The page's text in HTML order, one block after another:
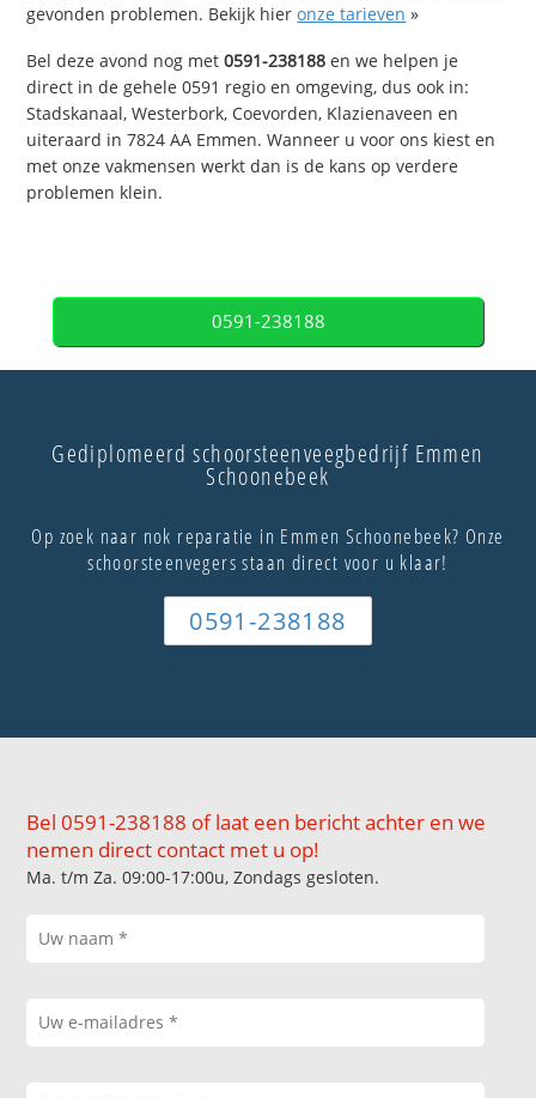
gevonden problemen. Bekijk hieronze tarieven »
Bel deze avond nog met0591-238188 en we helpen je
direct in de gehele 0591 regio en omgeving, dus ook in:
Stadskanaal, Westerbork, Coevorden, Klazienaveen en
uiteraard in 7824 AA Emmen. Wanneer u voor ons kiest en
met onze vakmensen werkt dan is de kans op verdere
problemen klein.
0591-238188
Gediplomeerd schoorsteenveegbedrijf Emmen
Schoonebeek
Op zoek naar nok reparatie in Emmen Schoonebeek? Onze
schoorsteenvegers staan direct voor u klaar!
0591-238188
Bel 0591-238188 of laat een bericht achter en we
nemen direct contact met u op!
Ma. t/m Za. 09:00-17:00u, Zondags gesloten.